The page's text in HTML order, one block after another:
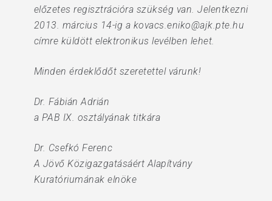
előzetes regisztrációra szükség van. Jelentkezni
2013. március 14-ig a kovacs.eniko@ajk.pte.hu
címre küldött elektronikus levélben lehet.
Minden érdeklődőt szeretettel várunk!
Dr. Fábián Adrián
a PAB IX. osztályának titkára
Dr. Csefkó Ferenc
A Jövő Közigazgatásáért Alapítvány
Kuratóriumának elnöke